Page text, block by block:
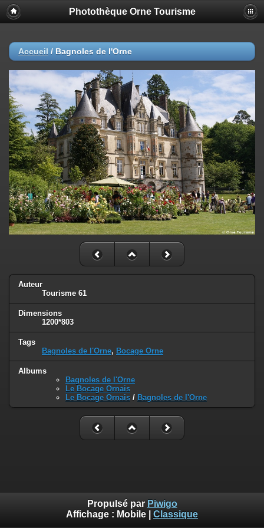
Photothèque Orne Tourisme
Accueil / Bagnoles de l'Orne
Auteur
Tourisme 61
Dimensions
1200*803
Tags
Bagnoles de l'Orne, Bocage Orne
Albums
Bagnoles de l'Orne
Le Bocage Ornais
Le Bocage Ornais / Bagnoles de l'Orne
Propulsé par Piwigo
Affichage : Mobile Classique